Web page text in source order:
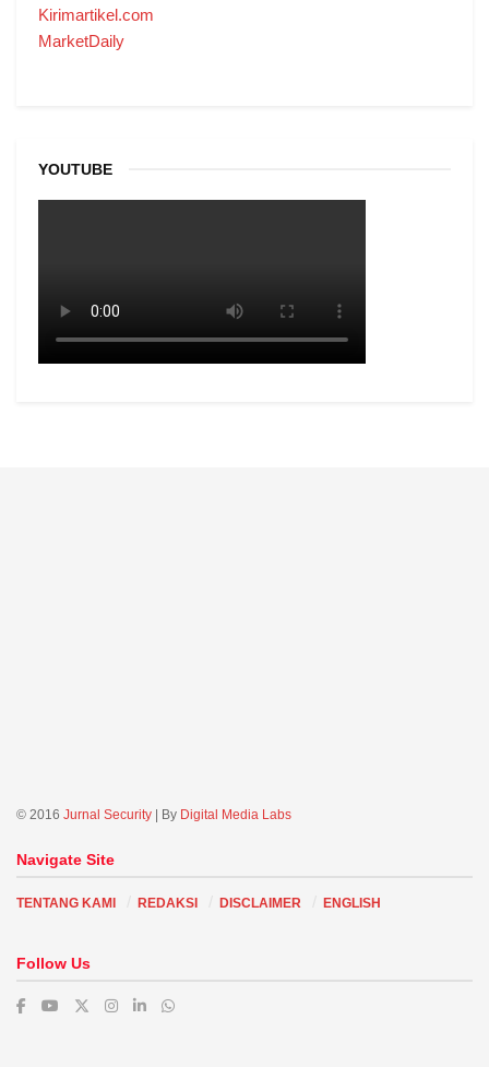
Kirimartikel.com
MarketDaily
YOUTUBE
© 2016 Jurnal Security | By Digital Media Labs
Navigate Site
TENTANG KAMI REDAKSI DISCLAIMER ENGLISH
Follow Us